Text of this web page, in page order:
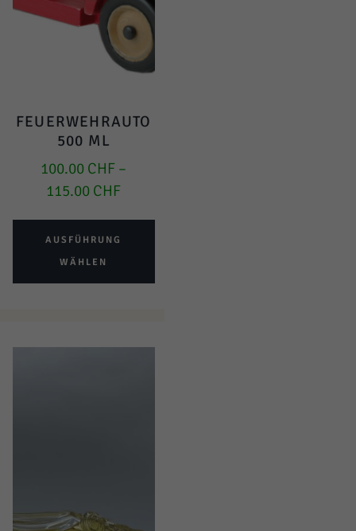
FEUERWEHRAUTO
500 ML
100.00 CHF –
115.00 CHF
AUSFÜHRUNG
WÄHLEN